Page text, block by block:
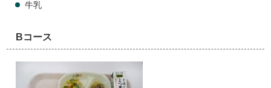
牛乳
Bコース